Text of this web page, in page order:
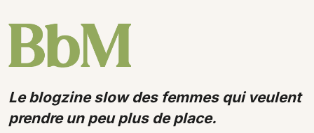
Le blogzine slow des femmes qui veulent
prendre un peu plus de place.